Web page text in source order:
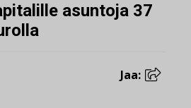
asuntoja 37
Jaa: